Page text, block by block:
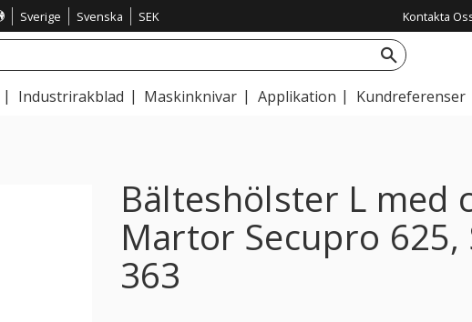
Sverige Svenska SEK Kontakta
Industrirakblad Maskinknivar Applikation Kundreferenser
Bälteshölster L med
Martor Secupro 625,
363